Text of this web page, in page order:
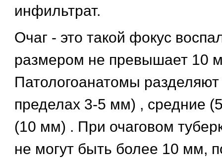
инфильтрат.
Очаг - это такой фокус
размером не превышает 10
Патологоанатомы
пределах 3-5 мм) , средние
(10 мм) . При очаговом
не могут быть более 10 мм,